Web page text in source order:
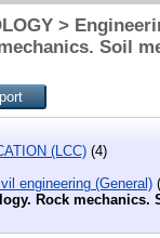
>
Soil
(LCC) (4)
engineering (General)
Rock